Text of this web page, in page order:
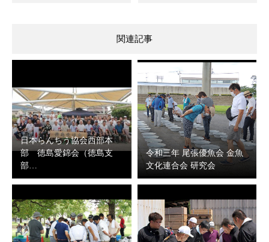
関連記事
日本らんちう協会西部本
部 徳島愛錦会（徳島支
部…
令和三年 尾張優魚会 金魚
文化連合会 研究会